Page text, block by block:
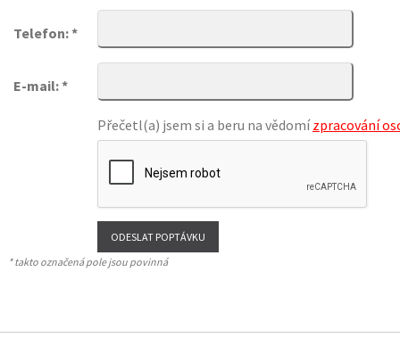
Telefon: *
E-mail: *
Přečetl(a) jsem si a beru na vědomízpracování
* takto označená pole jsou povinná